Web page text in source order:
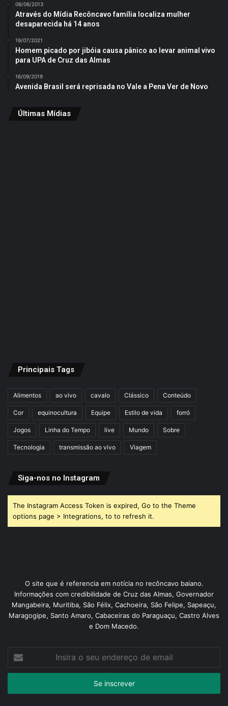
06/06/2013
Através do Mídia Recôncavo família localiza mulher
desaparecida há 14 anos
19/07/2021
Homem picado por jibóia causa pânico ao levar animal vivo
para UPA de Cruz das Almas
16/09/2019
Avenida Brasil será reprisada no Vale a Pena Ver de Novo
Últimas Mídias
Principais Tags
Alimentos ao vivo cavalo Clássico Conteúdo
Cor equinocultura Equipe Estilo de vida forró
Jogos Linha do Tempo live Mundo Sobre
Tecnologia transmissão ao vivo Viagem
Siga-nos no Instagram
The Instagram Access Token is expired, Go to the Theme
options page > Integrations, to to refresh it.
O site que é referencia em notícia no recôncavo baiano.
Informações com credibilidade de Cruz das Almas, Governador
Mangabeira, Muritiba, São Félix, Cachoeira, São Felipe, Sapeaçu,
Maragogipe, Santo Amaro, Cabaceiras do Paraguaçu, Castro Alves
e Dom Macedo.
seu
de